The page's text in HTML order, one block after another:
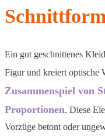
Ein gut geschnittenes
Figur und kreiert optische
Zusammenspiel von
Proportionen. Diese
Vorzüge betont oder